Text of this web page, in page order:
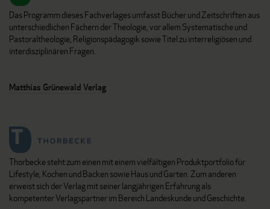
Das Programm dieses Fachverlages umfasst Bücher und Zeitschriften aus
unterschiedlichen Fächern der Theologie, vor allem Systematische und
Pastoraltheologie, Religionspädagogik sowie Titel zu interreligiösen und
interdisziplinären Fragen.
Matthias Grünewald Verlag
Thorbecke steht zum einen mit einem vielfältigen Produktportfolio für
Lifestyle, Kochen und Backen sowie Haus und Garten. Zum anderen
erweist sich der Verlag mit seiner langjährigen Erfahrung als
kompetenter Verlagspartner im Bereich Landeskunde und Geschichte.